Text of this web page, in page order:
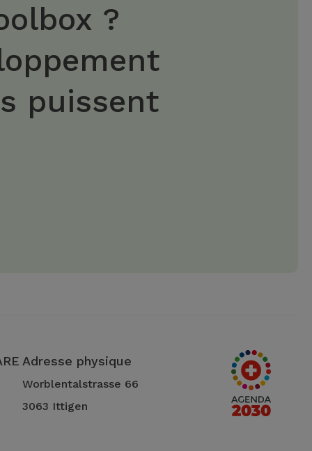
?
puissent
Adresse physique
Worblentalstrasse 66
3063 Ittigen